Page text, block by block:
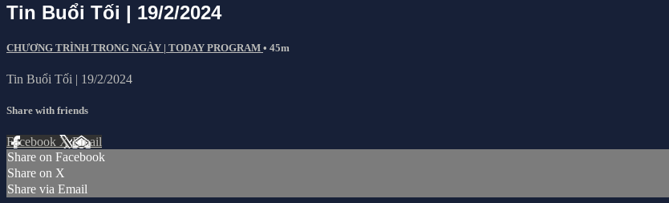
Tin Buổi Tối | 19/2/2024
CHƯƠNG TRÌNH TRONG NGÀY | TODAY PROGRAM • 45m
Tin Buổi Tối | 19/2/2024
Share with friends
Facebook XEmail
Share on Facebook
Share on X
Share via Email